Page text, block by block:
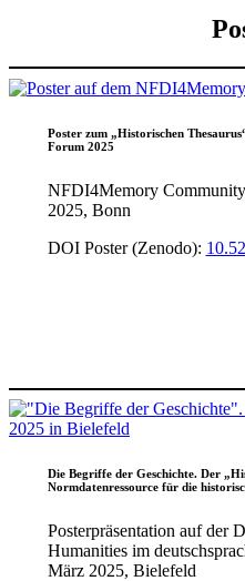
Poster zum „Historischen
Forum 2025
NFDI4Memory
2025, Bonn
DOI Poster (Zenodo):
Die Begriffe der Geschichte. Der
Normdatenressource für die
Posterpräsentation auf der
Humanities im
März 2025, Bielefeld